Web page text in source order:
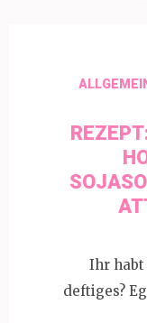
Ihr habt
deftiges?